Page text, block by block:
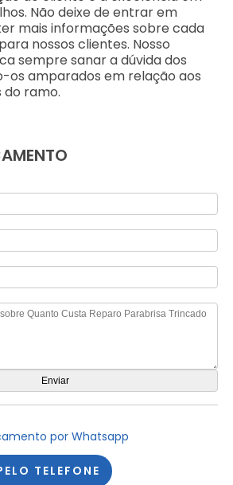
Não deixe de entrar em
mais informações sobre cada
nossos clientes. Nosso
sempre sanar a dúvida dos
os amparados em relação aos
ramo.
por Whatsapp
TELEFONE